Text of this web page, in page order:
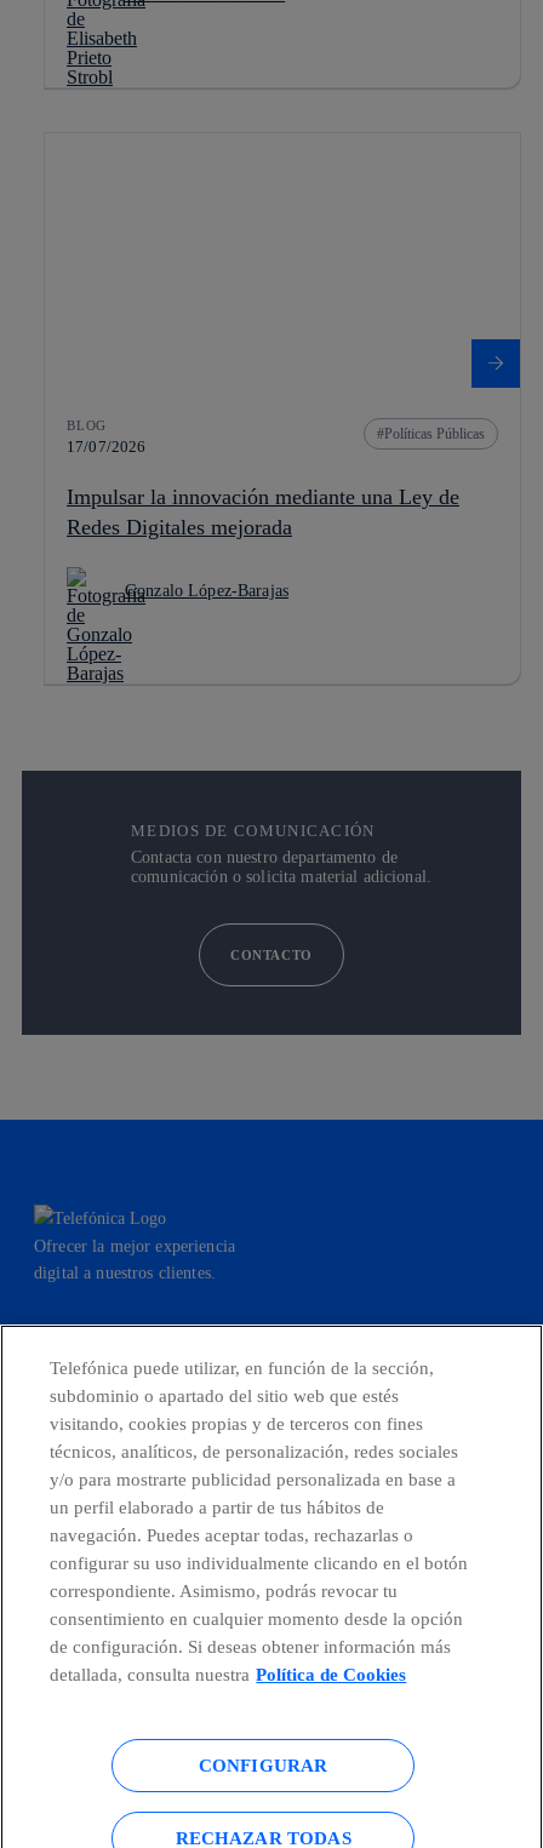
BLOG
17/07/2026
Políticas Públicas
Impulsar la innovación mediante una Ley de
Redes Digitales mejorada
Gonzalo López-Barajas
MEDIOS DE COMUNICACIÓN
Contacta con nuestro departamento de
comunicación o solicita material adicional.
CONTACTO
Ofrecer la mejor experiencia
digital a nuestros clientes.
facebook linkedin twitter instagram
CONTACTO
Canal de Denuncias
© Telefónica S.A. Configurar cookies
Telefónica puede utilizar, en función de la sección,
subdominio o apartado del sitio web que estés
visitando, cookies propias y de terceros con fines
técnicos, analíticos, de personalización, redes sociales
y/o para mostrarte publicidad personalizada en base a
un perfil elaborado a partir de tus hábitos de
navegación. Puedes aceptar todas, rechazarlas o
configurar su uso individualmente clicando en el botón
correspondiente. Asimismo, podrás revocar tu
consentimiento en cualquier momento desde la opción
de configuración. Si deseas obtener información más
detallada, consulta nuestra Política de Cookies
CONFIGURAR
RECHAZAR TODAS